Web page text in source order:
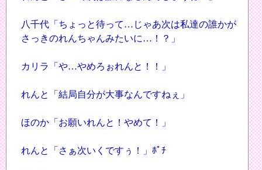
八千代「ちょっと待って…じゃあ次は私達の誰かが
さっきのれんちゃんみたいに…！？」
カリラ「や…やめろぉれんと！！」
れんと「結局自分が大事なんですねぇ」
ほのか「お願いれんと！やめて！」
れんと「さぁ次いくですぅ！」ﾎﾟﾁ